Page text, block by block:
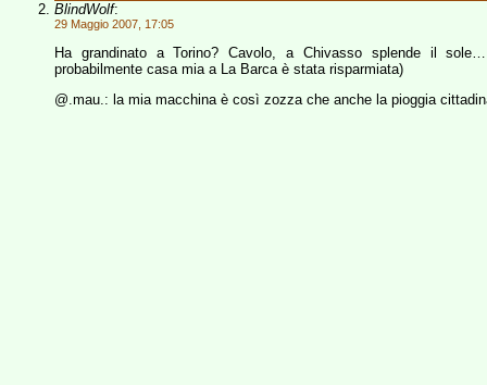
BlindWolf:
29 Maggio 2007, 17:05
Ha grandinato a Torino? Cavolo, a Chivasso splende il
probabilmente casa mia a La Barca è stata risparmiata)
@.mau.: la mia macchina è così zozza che anche la pioggia